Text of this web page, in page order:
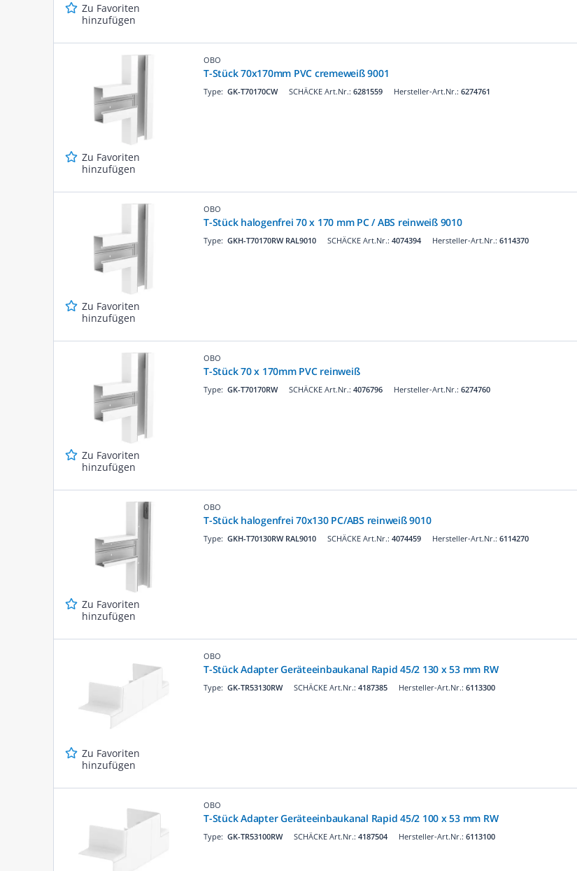
Zu Favoriten
hinzufügen
Zu Favoriten
hinzufügen
OBO
T-Stück 70x170mm PVC cremeweiß 9001
SCHÄCKE Art.Nr.: 6281559
Type: GK-T70170CW Hersteller-Art.Nr.: 6274761
Zu Favoriten
hinzufügen
OBO
T-Stück halogenfrei 70 x 170 mm PC / ABS reinweiß 9010
SCHÄCKE Art.Nr.: 4074394
Type: GKH-T70170RW RAL9010 Hersteller-Art.Nr.: 6114370
Zu Favoriten
hinzufügen
OBO
T-Stück 70 x 170mm PVC reinweiß
SCHÄCKE Art.Nr.: 4076796
Type: GK-T70170RW Hersteller-Art.Nr.: 6274760
Zu Favoriten
hinzufügen
OBO
T-Stück halogenfrei 70x130 PC/ABS reinweiß 9010
SCHÄCKE Art.Nr.: 4074459
Type: GKH-T70130RW RAL9010 Hersteller-Art.Nr.: 6114270
Zu Favoriten
hinzufügen
OBO
T-Stück Adapter Geräteeinbaukanal Rapid 45/2 130 x 53 mm RW
SCHÄCKE Art.Nr.: 4187385
Type: GK-TR53130RW Hersteller-Art.Nr.: 6113300
OBO
T-Stück Adapter Geräteeinbaukanal Rapid 45/2 100 x 53 mm RW
SCHÄCKE Art.Nr.: 4187504
Type: GK-TR53100RW Hersteller-Art.Nr.: 6113100